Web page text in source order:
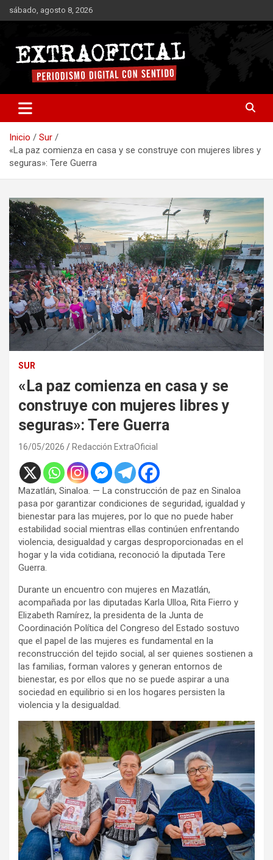
Saltar
al
sábado, agosto 8, 2026
Extraoficial
Inicio
Sur
«La paz comienza en casa y se construye con mujeres libres y
seguras»: Tere Guerra
SUR
«La paz comienza en casa y se
construye con mujeres libres y
seguras»: Tere Guerra
16/05/2026 Redacción ExtraOficial
Mazatlán, Sinaloa. — La construcción de paz en Sinaloa
pasa por garantizar condiciones de seguridad, igualdad y
bienestar para las mujeres, por lo que no puede haber
estabilidad social mientras ellas continúen enfrentando
violencia, desigualdad y cargas desproporcionadas en el
hogar y la vida cotidiana, reconoció la diputada Tere
Guerra.
Durante un encuentro con mujeres en Mazatlán,
acompañada por las diputadas Karla Ulloa, Rita Fierro y
Elizabeth Ramírez, la presidenta de la Junta de
Coordinación Política del Congreso del Estado sostuvo
que el papel de las mujeres es fundamental en la
reconstrucción del tejido social, al ser quienes sostienen a
las familias, forman valores y generan entornos de
bienestar, es por ellos que no se puede aspirar a una
sociedad en equilibrio si en los hogares persisten la
violencia y la desigualdad.